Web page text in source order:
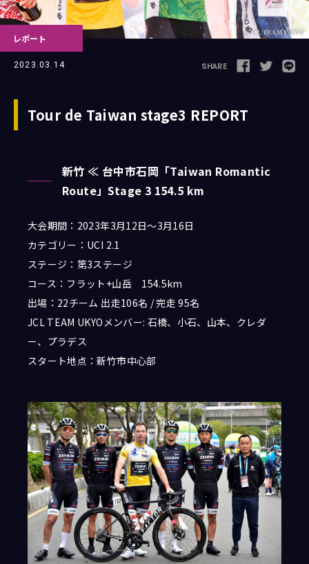
レポート
2023.03.14 SHARE
Tour de Taiwan stage3 REPORT
新竹 ≪ 台中市石岡「Taiwan Romantic
Route」Stage 3 154.5 km
大会期間：2023年3月12日～3月16日
カテゴリー：UCI 2.1
ステージ：第3ステージ
コース： フラット+山岳 154.5km
出場：22チーム 出走106名 / 完走 95名
JCL TEAM UKYOメンバー: 石橋、小石、山本、クレダ
ー、プラデス
スタート地点：新竹市中心部